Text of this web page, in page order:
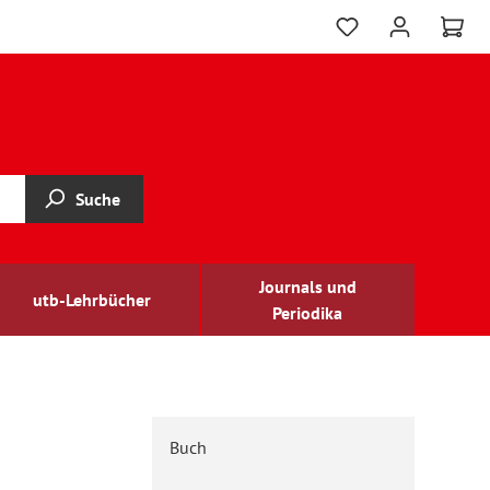
Suche
utb-Lehrbücher
Journals und
Periodika
Buch